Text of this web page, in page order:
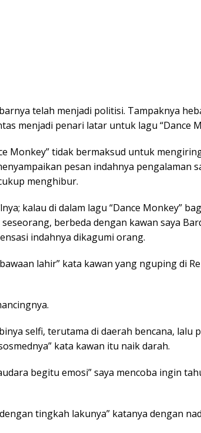
telah menjadi politisi. Tampaknya
menjadi penari latar untuk lagu “Dance
Monkey” tidak bermaksud untuk
pesan indahnya pengalaman
menghibur.
kalau di dalam lagu “Dance Monkey”
berbeda dengan kawan saya
indahnya dikagumi orang.
lahir” kata kawan yang nguping di
selfi, terutama di daerah bencana, lalu
kata kawan itu naik darah.
begitu emosi” saya mencoba ingin
tingkah lakunya” katanya dengan